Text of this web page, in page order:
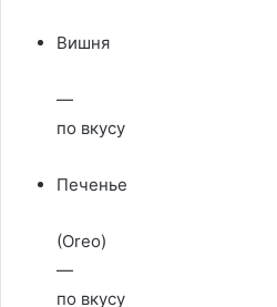
Вишня
—
по вкусу
Печенье
(Oreo)
—
по вкусу